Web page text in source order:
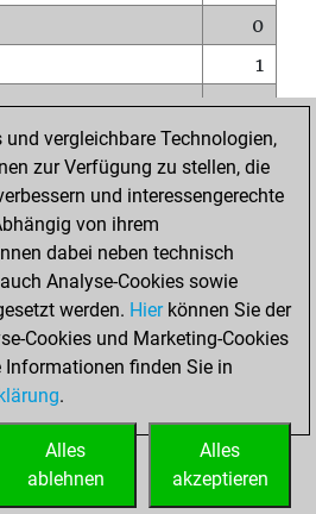
0
1
0
1
0
0
0
und vergleichbare Technologien,
zur Verfügung zu stellen, die
und interessengerechte
von ihrem
dabei neben technisch
Analyse-Cookies sowie
werden. Hierkönnen Sie der
Cookies und Marketing-Cookies
Informationen finden Sie in
.
Alles
akzeptieren
Alles
ablehnen